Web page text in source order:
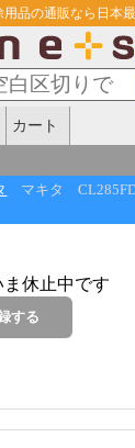
品の通販なら日本
カート
マキタ
休止中です